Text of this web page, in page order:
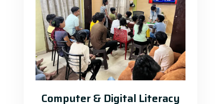
Computer & Digital Literacy